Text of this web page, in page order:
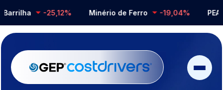
-25,12% Minério de Ferro -19,04% PEAD